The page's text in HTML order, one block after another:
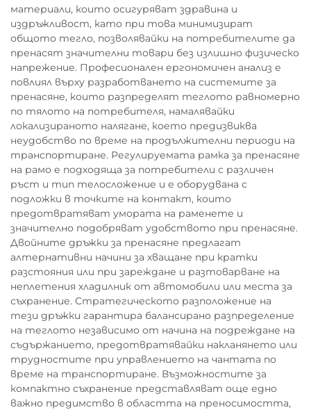
материали, които осигуряват здравина и
издръжливост, като при това минимизират
общото тегло, позволявайки на потребителите да
пренасят значителни товари без излишно физическо
напрежение. Професионален ергономичен анализ е
повлиял върху разработването на системите за
пренасяне, които разпределят теглото равномерно
по тялото на потребителя, намалявайки
локализираното налягане, което предизвиква
неудобство по време на продължителни периоди на
транспортиране. Регулируемата рамка за пренасяне
на рамо е подходяща за потребители с различен
ръст и тип телосложение и е оборудвана с
подложки в точките на контакт, които
предотвратяват умората на раменете и
значително подобряват удобството при пренасяне.
Двойните дръжки за пренасяне предлагат
алтернативни начини за хващане при кратки
разстояния или при зареждане и разтоварване на
неплетения хладилник от автомобили или места за
съхранение. Стратегическото разположение на
тези дръжки гарантира балансирано разпределение
на теглото независимо от начина на подреждане на
съдържанието, предотвратявайки накланянето или
трудностите при управлението на чантата по
време на транспортиране. Възможностите за
компактно съхранение представляват още едно
важно предимство в областта на преносимостта,